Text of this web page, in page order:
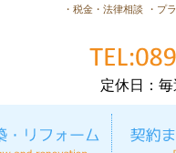
・税金・法律相談 ・プ
定休日：